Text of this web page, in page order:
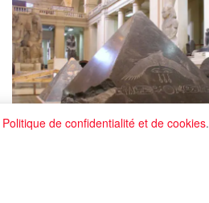
Politique de confidentialité et de cookies.